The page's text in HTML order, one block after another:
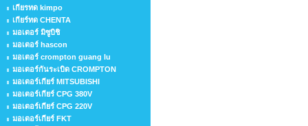
เกียรทด kimpo
เกียร์ทด CHENTA
มอเตอร์ มิซูบิชิ
มอเตอร์ hascon
มอเตอร์ crompton guang lu
มอเตอร์กันระเบิด CROMPTON
มอเตอร์เกียร์ MITSUBISHI
มอเตอร์เกียร์ CPG 380V
มอเตอร์เกียร์ CPG 220V
มอเตอร์เกียร์ FKT